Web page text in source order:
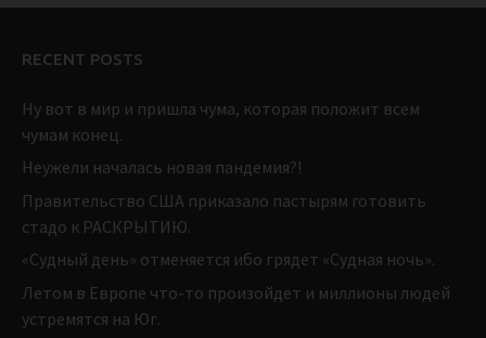
RECENT POSTS
Ну вот в мир и пришла чума, которая положит всем
чумам конец.
Неужели началась новая пандемия?!
Правительство США приказало пастырям готовить
стадо к РАСКРЫТИЮ.
«Судный день» отменяется ибо грядет «Судная ночь».
Летом в Европе что-то произойдет и миллионы людей
устремятся на Юг.